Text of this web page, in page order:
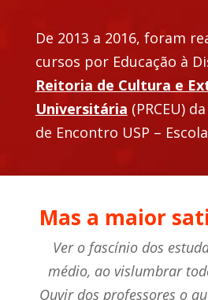
De 2013 a 2016, foram
cursos por Educação à
Reitoria de Cultura e
Universitária (PRCEU)
de Encontro USP –
Mas a maior
Ver o fascínio dos
médio, ao vislumbrar
Ouvir dos professores o